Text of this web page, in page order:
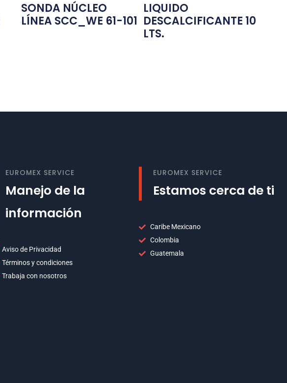
SONDA NÚCLEO
LÍNEA SCC_WE 61-101
LIQUIDO
DESCALCIFICANTE 10
LTS.
EUROMEX SERVICE
Manejo de la
información
Aviso de Privacidad
Términos y condiciones
Trabaja con nosotros
EUROMEX SERVICE
Estamos cerca de ti
Caribe Mexicano
Colombia
Guatemala